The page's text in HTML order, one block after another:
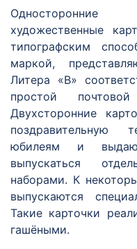
художественные
типографским
маркой,
Литера «В»
простой
Двухсторонние
поздравительную
юбилеям и
выпускаться
наборами. К
выпускаются
Такие карточки
гашёными.